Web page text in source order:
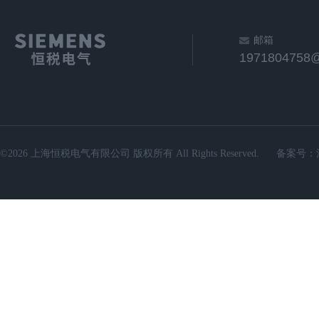
邮箱
©2026 上海恒税电气有限公司 版权所有 All Rights Reserved. 备案号：